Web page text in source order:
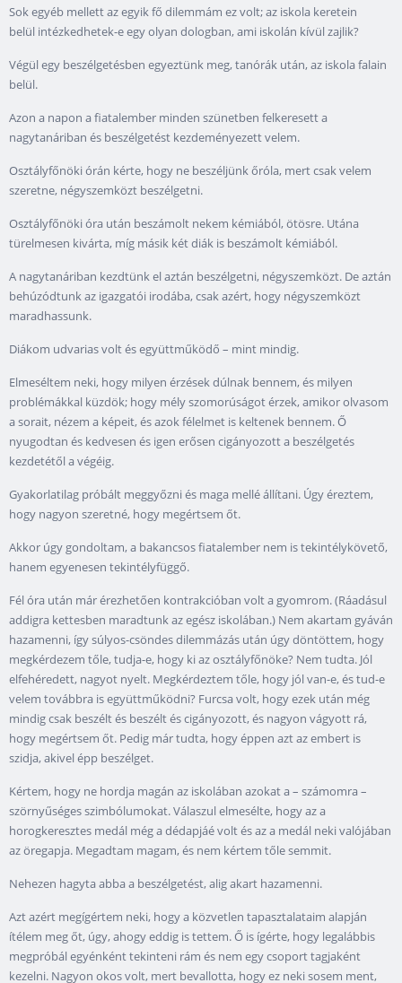
Sok egyéb mellett az egyik fő dilemmám ez volt; az iskola keretein
belül intézkedhetek-e egy olyan dologban, ami iskolán kívül zajlik?
Végül egy beszélgetésben egyeztünk meg, tanórák után, az iskola falain
belül.
Azon a napon a fiatalember minden szünetben felkeresett a
nagytanáriban és beszélgetést kezdeményezett velem.
Osztályfőnöki órán kérte, hogy ne beszéljünk őróla, mert csak velem
szeretne, négyszemközt beszélgetni.
Osztályfőnöki óra után beszámolt nekem kémiából, ötösre. Utána
türelmesen kivárta, míg másik két diák is beszámolt kémiából.
A nagytanáriban kezdtünk el aztán beszélgetni, négyszemközt. De aztán
behúzódtunk az igazgatói irodába, csak azért, hogy négyszemközt
maradhassunk.
Diákom udvarias volt és együttműködő – mint mindig.
Elmeséltem neki, hogy milyen érzések dúlnak bennem, és milyen
problémákkal küzdök; hogy mély szomorúságot érzek, amikor olvasom
a sorait, nézem a képeit, és azok félelmet is keltenek bennem. Ő
nyugodtan és kedvesen és igen erősen cigányozott a beszélgetés
kezdetétől a végéig.
Gyakorlatilag próbált meggyőzni és maga mellé állítani. Úgy éreztem,
hogy nagyon szeretné, hogy megértsem őt.
Akkor úgy gondoltam, a bakancsos fiatalember nem is tekintélykövető,
hanem egyenesen tekintélyfüggő.
Fél óra után már érezhetően kontrakcióban volt a gyomrom. (Ráadásul
addigra kettesben maradtunk az egész iskolában.) Nem akartam gyáván
hazamenni, így súlyos-csöndes dilemmázás után úgy döntöttem, hogy
megkérdezem tőle, tudja-e, hogy ki az osztályfőnöke? Nem tudta. Jól
elfehéredett, nagyot nyelt. Megkérdeztem tőle, hogy jól van-e, és tud-e
velem továbbra is együttműködni? Furcsa volt, hogy ezek után még
mindig csak beszélt és beszélt és cigányozott, és nagyon vágyott rá,
hogy megértsem őt. Pedig már tudta, hogy éppen azt az embert is
szidja, akivel épp beszélget.
Kértem, hogy ne hordja magán az iskolában azokat a – számomra –
szörnyűséges szimbólumokat. Válaszul elmesélte, hogy az a
horogkeresztes medál még a dédapjáé volt és az a medál neki valójában
az öregapja. Megadtam magam, és nem kértem tőle semmit.
Nehezen hagyta abba a beszélgetést, alig akart hazamenni.
Azt azért megígértem neki, hogy a közvetlen tapasztalataim alapján
ítélem meg őt, úgy, ahogy eddig is tettem. Ő is ígérte, hogy legalábbis
megpróbál egyénként tekinteni rám és nem egy csoport tagjaként
kezelni. Nagyon okos volt, mert bevallotta, hogy ez neki sosem ment,